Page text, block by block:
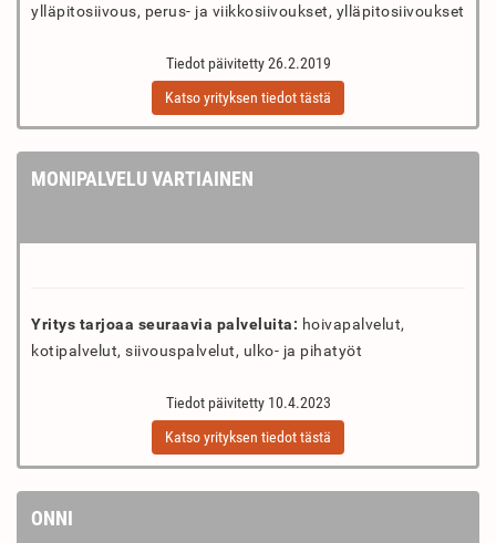
ylläpitosiivous, perus- ja viikkosiivoukset, ylläpitosiivoukset
Tiedot päivitetty 26.2.2019
Katso yrityksen tiedot tästä
MONIPALVELU VARTIAINEN
Yritys tarjoaa seuraavia palveluita: hoivapalvelut,
kotipalvelut, siivouspalvelut, ulko- ja pihatyöt
Tiedot päivitetty 10.4.2023
Katso yrityksen tiedot tästä
ONNI